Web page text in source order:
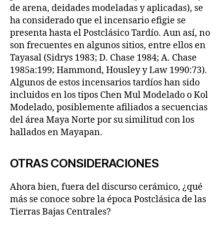
de arena, deidades modeladas y aplicadas), se
ha considerado que el incensario efigie se
presenta hasta el Postclásico Tardío. Aun así, no
son frecuentes en algunos sitios, entre ellos en
Tayasal (Sidrys 1983; D. Chase 1984; A. Chase
1985a:199; Hammond, Housley y Law 1990:73).
Algunos de estos incensarios tardíos han sido
incluidos en los tipos Chen Mul Modelado o Kol
Modelado, posiblemente afiliados a secuencias
del área Maya Norte por su similitud con los
hallados en Mayapan.
OTRAS CONSIDERACIONES
Ahora bien, fuera del discurso cerámico, ¿qué
más se conoce sobre la época Postclásica de las
Tierras Bajas Centrales?